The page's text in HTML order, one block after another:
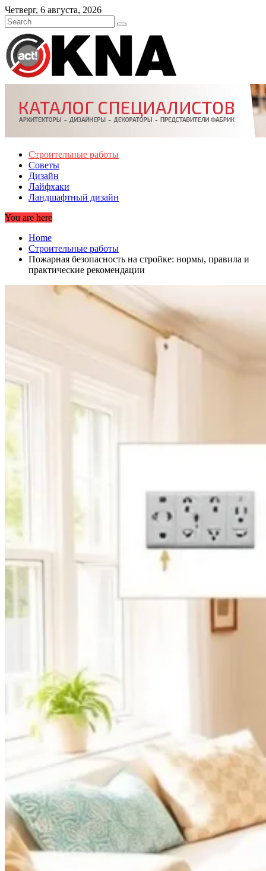
Skip
to
content
Четверг, 6 августа, 2026
Строительные работы
Советы
Дизайн
Лайфхаки
Ландшафтный дизайн
You are here
Home
Строительные работы
Пожарная безопасность на стройке: нормы, правила и
практические рекомендации